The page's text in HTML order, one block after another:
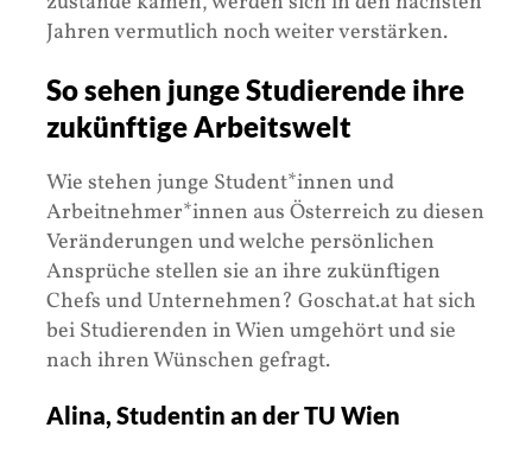
Jahren vermutlich noch weiter verstärken.
So sehen junge Studierende ihre
zukünftige Arbeitswelt
Wie stehen junge Student*innen und
Arbeitnehmer*innen aus Österreich zu diesen
Veränderungen und welche persönlichen
Ansprüche stellen sie an ihre zukünftigen
Chefs und Unternehmen? Goschat.at hat sich
bei Studierenden in Wien umgehört und sie
nach ihren Wünschen gefragt.
Alina, Studentin an der TU Wien